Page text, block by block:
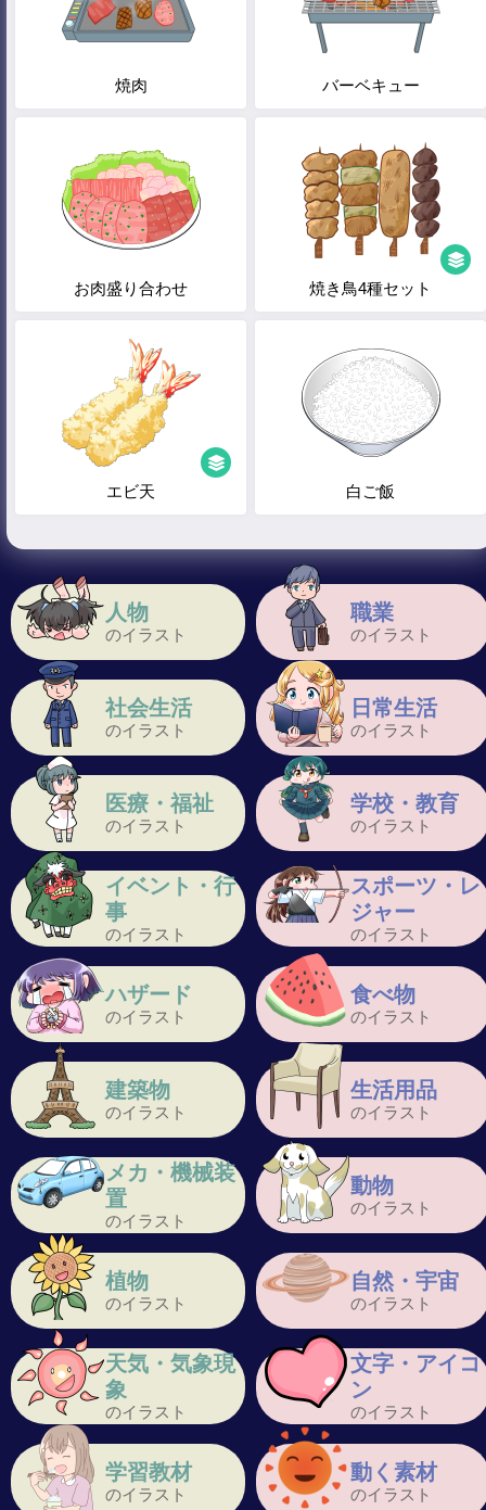
人物
のイラスト
職業
のイラスト
社会生活
のイラスト
日常生活
のイラスト
医療・福祉
のイラスト
学校・教育
のイラスト
イベント・行
事
のイラスト
スポーツ・レ
ジャー
のイラスト
ハザード
のイラスト
食べ物
のイラスト
建築物
のイラスト
生活用品
のイラスト
メカ・機械装
置
のイラスト
動物
のイラスト
植物
のイラスト
自然・宇宙
のイラスト
天気・気象現
象
のイラスト
文字・アイコ
ン
のイラスト
学習教材
のイラスト
動く素材
のイラスト
焼肉 バーベキュー
お肉盛り合わせ 焼き鳥4種セット
エビ天 白ご飯